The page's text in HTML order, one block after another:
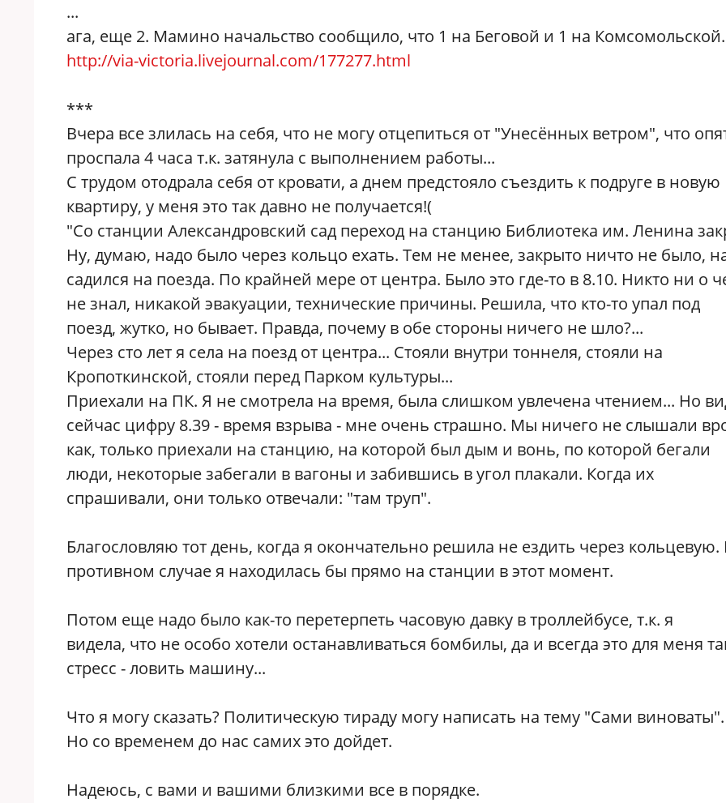
...
ага, еще 2. Мамино начальство сообщило, что 1 на Беговой и 1 на Комсомольской.
http://via-victoria.livejournal.com/177277.html
***
Вчера все злилась на себя, что не могу отцепиться от "Унесённых ветром", что
проспала 4 часа т.к. затянула с выполнением работы...
С трудом отодрала себя от кровати, а днем предстояло съездить к подруге в новую
квартиру, у меня это так давно не получается!(
"Со станции Александровский сад переход на станцию Библиотека им. Ленина
Ну, думаю, надо было через кольцо ехать. Тем не менее, закрыто ничто не было,
садился на поезда. По крайней мере от центра. Было это где-то в 8.10. Никто ни о
не знал, никакой эвакуации, технические причины. Решила, что кто-то упал под
поезд, жутко, но бывает. Правда, почему в обе стороны ничего не шло?...
Через сто лет я села на поезд от центра... Стояли внутри тоннеля, стояли на
Кропоткинской, стояли перед Парком культуры...
Приехали на ПК. Я не смотрела на время, была слишком увлечена чтением... Но
сейчас цифру 8.39 - время взрыва - мне очень страшно. Мы ничего не слышали
как, только приехали на станцию, на которой был дым и вонь, по которой бегали
люди, некоторые забегали в вагоны и забившись в угол плакали. Когда их
спрашивали, они только отвечали: "там труп".
Благословляю тот день, когда я окончательно решила не ездить через кольцевую.
противном случае я находилась бы прямо на станции в этот момент.
Потом еще надо было как-то перетерпеть часовую давку в троллейбусе, т.к. я
видела, что не особо хотели останавливаться бомбилы, да и всегда это для меня
стресс - ловить машину...
Что я могу сказать? Политическую тираду могу написать на тему "Сами виноваты".
Но со временем до нас самих это дойдет.
Надеюсь, с вами и вашими близкими все в порядке.